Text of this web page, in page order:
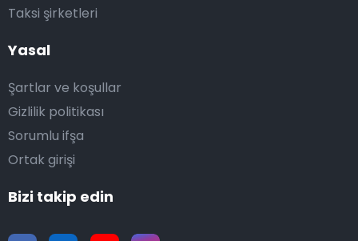
Taksi şirketleri
Yasal
Şartlar ve koşullar
Gizlilik politikası
Sorumlu ifşa
Ortak girişi
Bizi takip edin